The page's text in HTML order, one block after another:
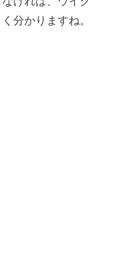
分かりますね。